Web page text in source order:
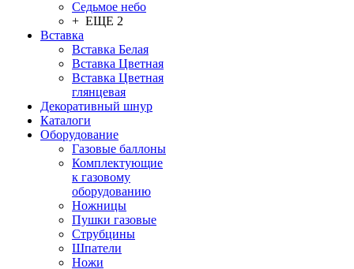
Седьмое небо
+ ЕЩЕ 2
Вставка
Вставка Белая
Вставка Цветная
Вставка Цветная
глянцевая
Декоративный шнур
Каталоги
Оборудование
Газовые баллоны
Комплектующие
к газовому
оборудованию
Ножницы
Пушки газовые
Струбцины
Шпатели
Ножи